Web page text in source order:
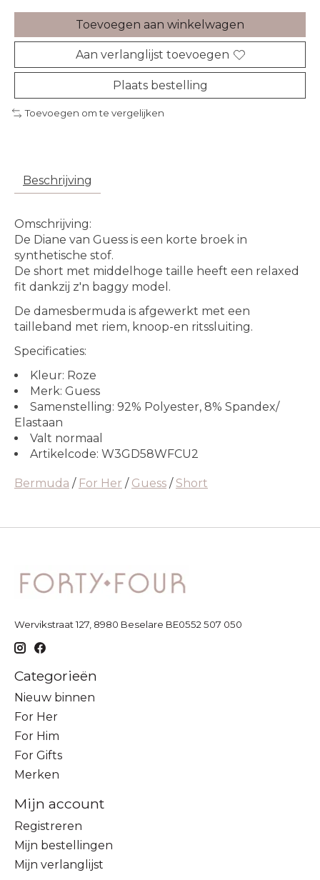
Toevoegen aan winkelwagen
Aan verlanglijst toevoegen
Plaats bestelling
Toevoegen om te vergelijken
Beschrijving
Omschrijving:
De Diane van Guess is een korte broek in
synthetische stof.
De short met middelhoge taille heeft een relaxed
fit dankzij z'n baggy model.
De damesbermuda is afgewerkt met een
tailleband met riem, knoop-en ritssluiting.
Specificaties:
Kleur: Roze
Merk: Guess
Samenstelling: 92% Polyester, 8% Spandex/
Elastaan
Valt normaal
Artikelcode: W3GD58WFCU2
Bermuda / For Her / Guess / Short
Wervikstraat 127, 8980 Beselare BE0552 507 050
Categorieën
Nieuw binnen
For Her
For Him
For Gifts
Merken
Mijn account
Registreren
Mijn bestellingen
Mijn verlanglijst